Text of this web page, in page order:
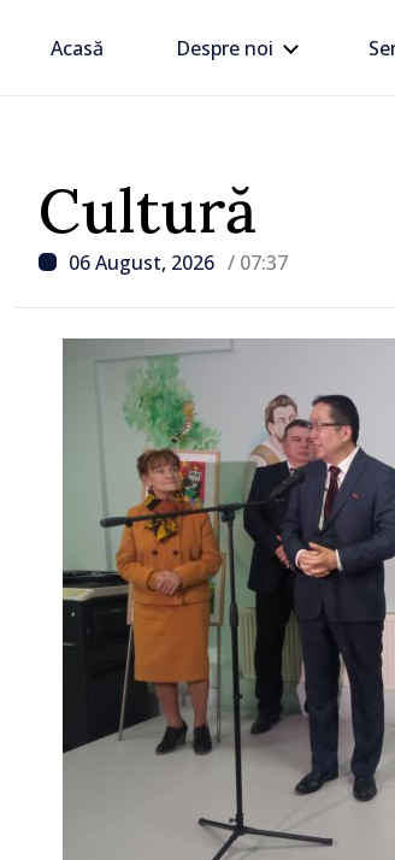
Acasă Despre noi
Cultură
06 August, 2026 / 07:37
/
Criza
anunță că
Republica